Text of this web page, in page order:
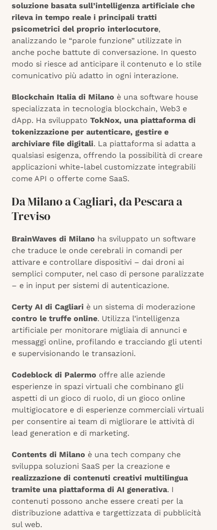
soluzione basata sull’intelligenza artificiale che
rileva in tempo reale i principali tratti
psicometrici del proprio interlocutore,
analizzando le “parole funzione” utilizzate in
anche poche battute di conversazione. In questo
modo si riesce ad anticipare il contenuto e lo stile
comunicativo più adatto in ogni interazione.
Blockchain Italia di Milano è una software house
specializzata in tecnologia blockchain, Web3 e
dApp. Ha sviluppato TokNox, una piattaforma di
tokenizzazione per autenticare, gestire e
archiviare file digitali. La piattaforma si adatta a
qualsiasi esigenza, offrendo la possibilità di creare
applicazioni white-label customizzate integrabili
come API o offerte come SaaS.
Da Milano a Cagliari, da Pescara a
Treviso
BrainWaves di Milano ha sviluppato un software
che traduce le onde cerebrali in comandi per
attivare e controllare dispositivi – dai droni ai
semplici computer, nel caso di persone paralizzate
– e in input per sistemi di autenticazione.
Certy AI di Cagliari è un sistema di moderazione
contro le truffe online. Utilizza l’intelligenza
artificiale per monitorare migliaia di annunci e
messaggi online, profilando e tracciando gli utenti
e supervisionando le transazioni.
Codeblock di Palermo offre alle aziende
esperienze in spazi virtuali che combinano gli
aspetti di un gioco di ruolo, di un gioco online
multigiocatore e di esperienze commerciali virtuali
per consentire ai team di migliorare le attività di
lead generation e di marketing.
Contents di Milano è una tech company che
sviluppa soluzioni SaaS per la creazione e
realizzazione di contenuti creativi multilingua
tramite una piattaforma di AI generativa. I
contenuti possono anche essere creati per la
distribuzione adattiva e targettizzata di pubblicità
sul web.